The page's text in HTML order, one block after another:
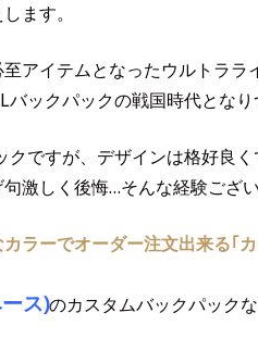
ます。
アイテムとなったウルトラ
バックパックの戦国時代とな
クですが、デザインは格好良
激しく後悔…そんな経験ござ
ラーでオーダー注文出来る｢
ス)のカスタムバックパック